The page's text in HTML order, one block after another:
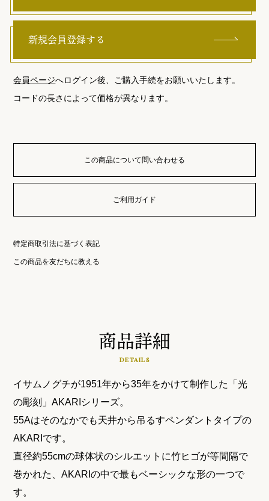
新規会員登録する
会員ページへログイン後、ご購入手続をお願いいたします。
コードの長さによって価格が異なります。
この商品について問い合わせる
ご利用ガイド
特定商取引法に基づく表記
この商品を友だちに教える
商品詳細
DETAILS
イサムノグチが1951年から35年をかけて制作した「光
の彫刻」AKARIシリーズ。
55Aはそのなかでも天井から吊るすペンダントタイプの
AKARIです。
直径約55cmの球体状のシルエットに竹ヒゴが等間隔で
巻かれた、AKARIの中で最もベーシックな形の一つで
す。